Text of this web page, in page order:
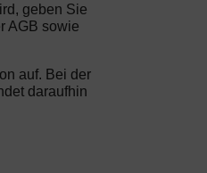
geben Sie
AGB sowie
auf. Bei der
daraufhin